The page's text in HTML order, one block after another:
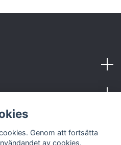
Genom att fortsätta
av cookies.